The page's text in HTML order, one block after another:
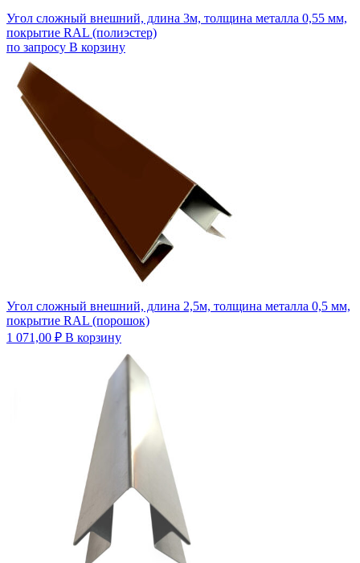
Угол сложный внешний, длина 3м, толщина металла 0,55 мм,
покрытие RAL (полиэстер)
по запросу В корзину
Угол сложный внешний, длина 2,5м, толщина металла 0,5 мм,
покрытие RAL (порошок)
1 071,00 ₽ В корзину